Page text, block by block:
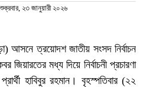
২৩ জানুয়ারী ২০২৬
আসনে ত্রয়োদশ জাতীয় সংসদ নির্বাচন
জিয়ারতের মধ্য দিয়ে নির্বাচনী প্রচারণা
হাবিবুর রহমান। বৃহস্পতিবার (২২